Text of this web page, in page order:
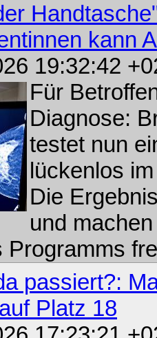
kann
19:32:42
Für
Diagnose:
testet nun
lückenlos
Die
und
Programms
passiert?:
Platz 18